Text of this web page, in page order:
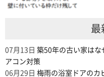
最
07月13日 築50年の古い家はな
アコン対策
06月29日 梅雨の浴室ドアのカ